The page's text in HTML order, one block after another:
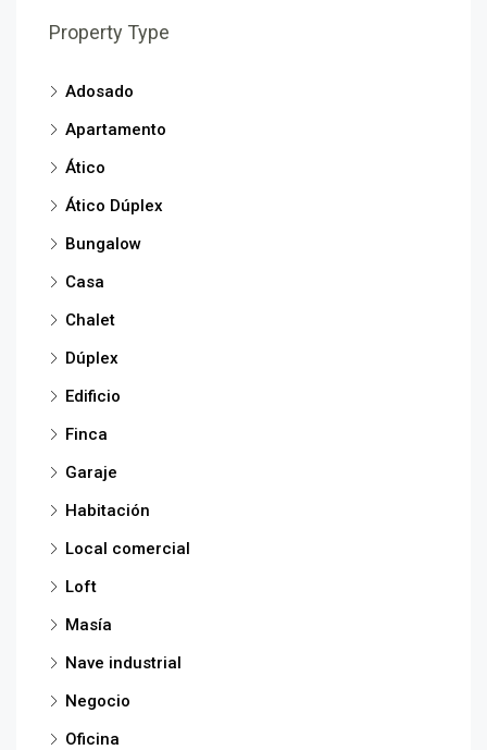
Property Type
Adosado
Apartamento
Ático
Ático Dúplex
Bungalow
Casa
Chalet
Dúplex
Edificio
Finca
Garaje
Habitación
Local comercial
Loft
Masía
Nave industrial
Negocio
Oficina